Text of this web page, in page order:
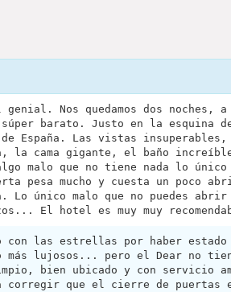
Nos quedamos dos noches,
barato. Justo en la esquina
España. Las vistas
la cama gigante, el baño
malo que no tiene nada lo único
pesa mucho y cuesta un poco
Lo único malo que no puedes
El hotel es muy muy
con las estrellas por haber
más lujosos... pero el Dear no
bien ubicado y con servicio
corregir que el cierre de puertas